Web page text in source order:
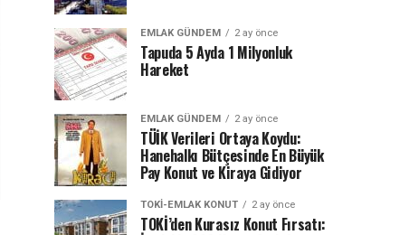
EMLAK GÜNDEM 2 ay önce
Tapuda 5 Ayda 1 Milyonluk
Hareket
EMLAK GÜNDEM 2 ay önce
TÜİK Verileri Ortaya Koydu:
Hanehalkı Bütçesinde En Büyük
Pay Konut ve Kiraya Gidiyor
TOKI-EMLAK KONUT 2 ay önce
TOKİ’den Kurasız Konut Fırsatı: